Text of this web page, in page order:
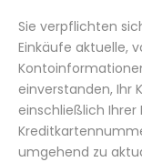
Sie verpflichten
Einkäufe aktuelle,
einverstanden, Ihr
einschließlich Ihrer
umgehend zu